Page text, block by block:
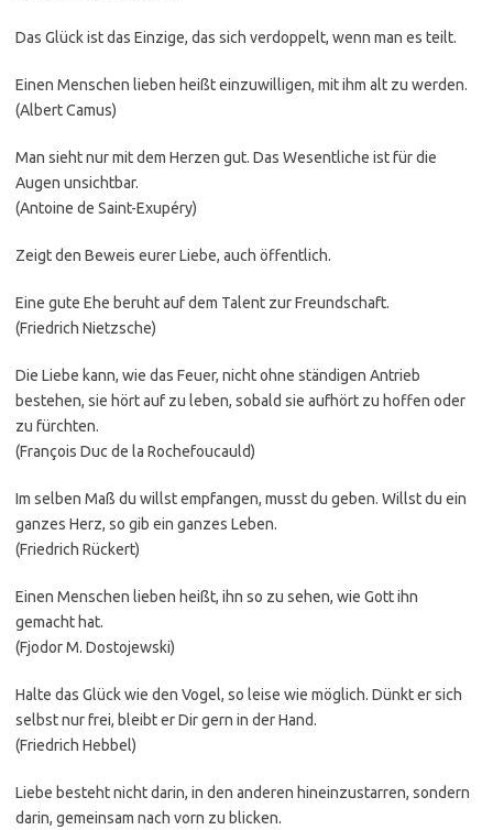
Das Glück ist das Einzige, das sich verdoppelt, wenn man es teilt.
Einen Menschen lieben heißt einzuwilligen, mit ihm alt zu werden.
(Albert Camus)
Man sieht nur mit dem Herzen gut. Das Wesentliche ist für die
Augen unsichtbar.
(Antoine de Saint-Exupéry)
Zeigt den Beweis eurer Liebe, auch öffentlich.
Eine gute Ehe beruht auf dem Talent zur Freundschaft.
(Friedrich Nietzsche)
Die Liebe kann, wie das Feuer, nicht ohne ständigen Antrieb
bestehen, sie hört auf zu leben, sobald sie aufhört zu hoffen oder
zu fürchten.
(François Duc de la Rochefoucauld)
Im selben Maß du willst empfangen, musst du geben. Willst du ein
ganzes Herz, so gib ein ganzes Leben.
(Friedrich Rückert)
Einen Menschen lieben heißt, ihn so zu sehen, wie Gott ihn
gemacht hat.
(Fjodor M. Dostojewski)
Halte das Glück wie den Vogel, so leise wie möglich. Dünkt er sich
selbst nur frei, bleibt er Dir gern in der Hand.
(Friedrich Hebbel)
Liebe besteht nicht darin, in den anderen hineinzustarren, sondern
darin, gemeinsam nach vorn zu blicken.